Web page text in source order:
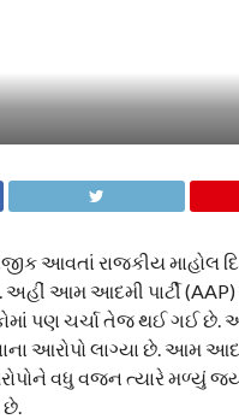
આવતાં રાજકીય માહોલ
આમ આદમી પાર્ટી (AAP)
પણ ચર્ચા તેજ થઈ ગઈ છે.
આરોપો લાગ્યા છે. આમ
વધુ વજન ત્યારે મળ્યું
છે.